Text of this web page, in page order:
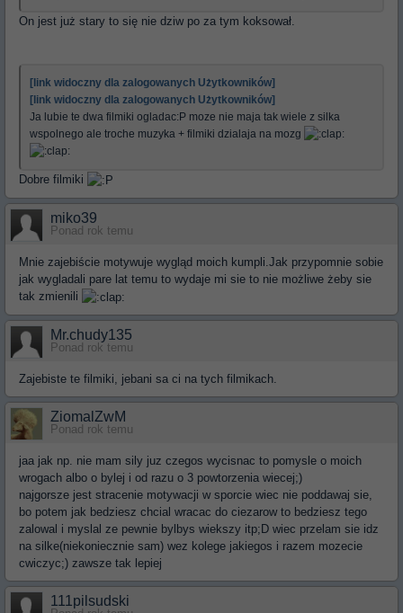
On jest już stary to się nie dziw po za tym koksował.
[link widoczny dla zalogowanych Użytkowników]
[link widoczny dla zalogowanych Użytkowników]
Ja lubie te dwa filmiki ogladac:P moze nie maja tak wiele z silka
wspolnego ale troche muzyka + filmiki dzialaja na mozg
Dobre filmiki
miko39
Ponad rok temu
Mnie zajebiście motywuje wygląd moich kumpli.Jak przypomnie sobie
jak wygladali pare lat temu to wydaje mi sie to nie możliwe żeby sie
tak zmienili
Mr.chudy135
Ponad rok temu
Zajebiste te filmiki, jebani sa ci na tych filmikach.
ZiomalZwM
Ponad rok temu
jaa jak np. nie mam sily juz czegos wycisnac to pomysle o moich
wrogach albo o bylej i od razu o 3 powtorzenia wiecej;)
najgorsze jest stracenie motywacji w sporcie wiec nie poddawaj sie,
bo potem jak bedziesz chcial wracac do ciezarow to bedziesz tego
zalowal i myslal ze pewnie bylbys wiekszy itp;D wiec przelam sie idz
na silke(niekoniecznie sam) wez kolege jakiegos i razem mozecie
cwiczyc;) zawsze tak lepiej
111pilsudski